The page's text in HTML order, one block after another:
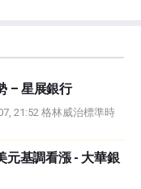
場。作者不對本頁連結的
在本文中提到的任何股票
關係。除了FXStreet，作
的準確性、完整性或適用
，遺漏或任何損失，傷害
除外。本文作者和
– 星展銀行
21:52 格林威治標準時
元基調看漲 - 大華銀